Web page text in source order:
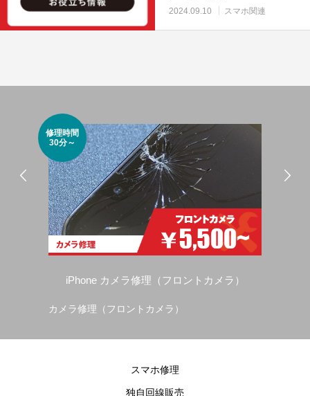
2024.09.10 スマホ関連
修理時間
30分～
iPhone カメラ修理（フロントカメラ）
カメラ修理（フロントカメラ）
スマホ修理
独自回線販売